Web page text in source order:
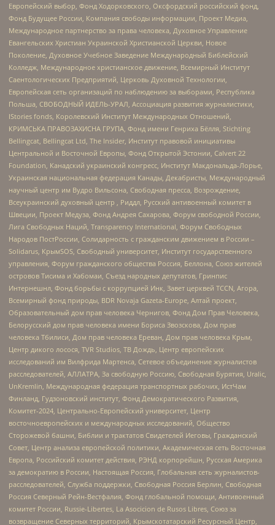
Европейский выбор, Фонд Ходорковского, Оксфордский российский фонд,
Фонд Будущее России, Компания свободы информации, Проект Медиа,
Международное партнерство за права человека, Духовное Управление
Евангельских Христиан Украинской Христианской Церкви, Новое
Поколение, Духовное Учебное Заведение Международный Библейский
Колледж, Международное христианское движение, Всемирный Институт
Саентологических Предприятий, Церковь Духовной Технологии,
Европейская сеть организаций по наблюдению за выборами, Республика
Польша, СВОБОДНЫЙ ИДЕЛЬ-УРАЛ, Ассоциация развития журналистики,
IStories fonds, Королевский Институт Международных Отношений,
КРИМСЬКА ПРАВОЗАХИСНА ГРУПА, Фонд имени Генриха Бёлля, Stichting
Bellingcat, Bellingcat Ltd, The Insider, Институт правовой инициативы
Центральной и Восточной Европы, Фонд Открытой Эстонии, Calvert 22
Foundation, Канадский украинский конгресс, Институт Макдональда-Лорье,
Украинская национальная федерация Канады, Декабристы, Международный
научный центр им Вудро Вильсона, Свободная пресса, Возрождение,
Всеукраинский духовный центр , Риддл, Русский антивоенный комитет в
Швеции, Проект Медуза, Фонд Андрея Сахарова, Форум свободной России,
Лига Свободных Наций, Transparеncy International, Форум Свободных
Народов ПостРоссии, Солидарность с гражданским движением в России –
Solidarus, КрымSOS, Свободный университет, Институт государственного
управления, Форум гражданского общества Россия, Беллона, Союз жителей
островов Тисима и Хабомаи, Съезд народных депутатов, Гринпис
Интернешнл, Фонд борьбы с коррупцией Инк, Завет церквей TCCN, Агора,
Всемирный фонд природы, BDR Novaja Gazeta-Europe, Алтай проект,
Образовательный дом прав человека Чернигов, Фонд Дом Прав Человека,
Белорусский дом прав человека имени Бориса Звозскова, Дом прав
человека Тбилиси, Дом прав человека Ереван, Дом прав человека Крым,
Центр дикого лосося, TVR Studios, ТВ Дождь, Центр европейских
исследований им Вилфрида Мартенса, Сетевое объединение журналистов
расследователей, АЛЛАТРА, За свободную Россию, Свободная Бурятия, Uralic,
UnKremlin, Международная федерация транспортных рабочих, ИстЧам
Финланд, Гудзоновский институт, Фонд Демократического Развития,
Комитет-2024, Центрально-Европейский университет, Центр
восточноевропейских и международных исследований, Общество
Сторожевой башни, Библии и трактатов Свидетелей Иеговы, Гражданский
Совет, Центр анализа европейской политики, Академическая сеть Восточная
Европа, Российский комитет действия, РЭНД корпорейшн, Русская Америка
за демократию в России, Настоящая Россия, Глобальная сеть журналистов-
расследователей, Служба поддержки, Свободная Россия Берлин, Свободная
Россия Северный Рейн-Вестфалия, Фонд глобальной помощи, Антивоенный
комитет России, Russie-Libertes, La Asocicion de Rusos Libres, Союз за
возвращение Северных территорий, Крымскотатарский Ресурсный Центр,